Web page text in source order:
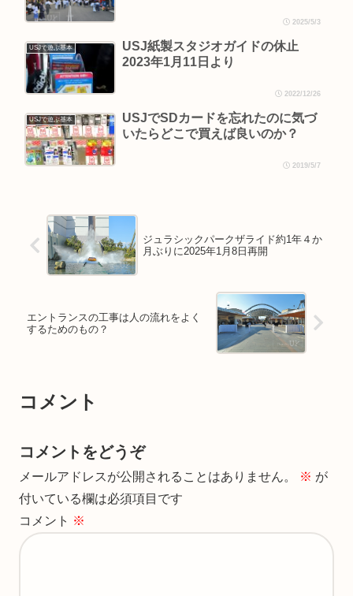
2025/5/3
USJで遊ぶ基本
USJ紙製スタジオガイドの休止
2023年1月11日より
2022/12/26
USJで遊ぶ基本
USJでSDカードを忘れたのに気づ
いたらどこで買えば良いのか？
2019/5/7
ジュラシックパークザライド約1年４か
月ぶりに2025年1月8日再開
エントランスの工事は人の流れをよく
するためのもの？
コメント
コメントをどうぞ
メールアドレスが公開されることはありません。 ※ が
付いている欄は必須項目です
コメント ※